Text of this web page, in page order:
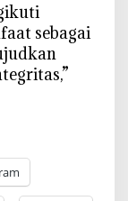
sebagai